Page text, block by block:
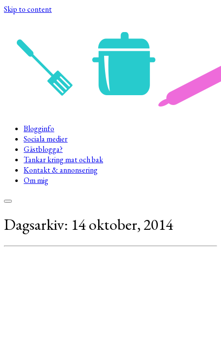
Skip to content
Blogginfo
Sociala medier
Gästblogga?
Tankar kring mat och bak
Kontakt & annonsering
Om mig
Dagsarkiv: 14 oktober, 2014